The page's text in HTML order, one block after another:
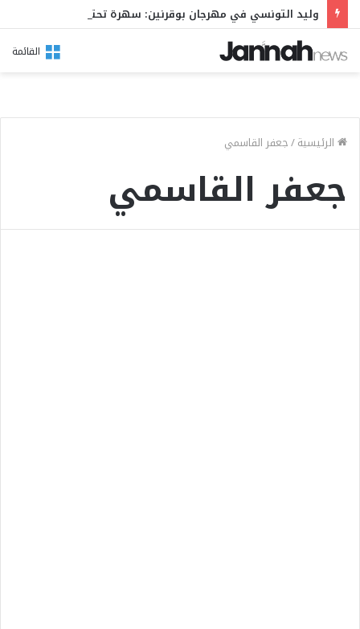
القائمة
الرئيسية/جعفر القاسمي
جعفر القاسمي